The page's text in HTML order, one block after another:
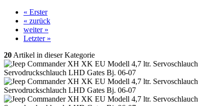
« Erster
« zurück
weiter »
Letzter »
20 Artikel in dieser Kategorie